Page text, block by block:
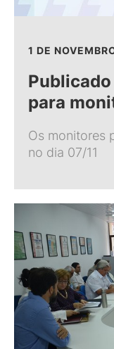
1 DE
para
Os monitores
no dia 07/11